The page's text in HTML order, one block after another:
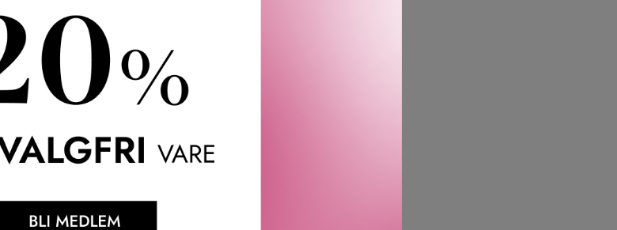
Pro Locked Brow Gel er en bryngel som temmer brynene dine med
dagen med usynlig styrke og fleksibelt hold fra MACs hittil
til alle bryn, uansett farge. Med gel-polymer-teknologi fra
formelen raskt brynene dine på plass uten å gjøre dem tørre, stive
Den unike børsten former hvert eneste bryn med lange og korte
som sikrer langvarig, svette- og fuktighetsresistent holdbarhet.
Pro Locked Brow Gel er perfekt for alle hudtyper og er skånsom mot